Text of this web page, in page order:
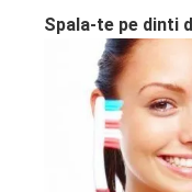
Spala-te pe dinti